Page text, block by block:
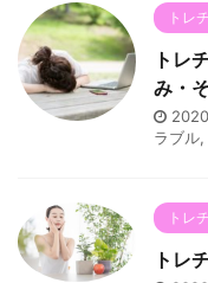
トレ
トレ
み・
ラブル,
トレ
トレ